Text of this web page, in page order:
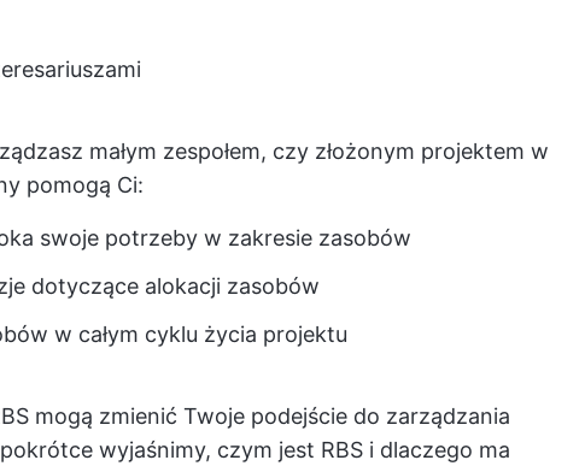
małym zespołem, czy złożonym projektem w
pomogą Ci:
swoje potrzeby w zakresie zasobów
dotyczące alokacji zasobów
w całym cyklu życia projektu
mogą zmienić Twoje podejście do zarządzania
wyjaśnimy, czym jest RBS i dlaczego ma